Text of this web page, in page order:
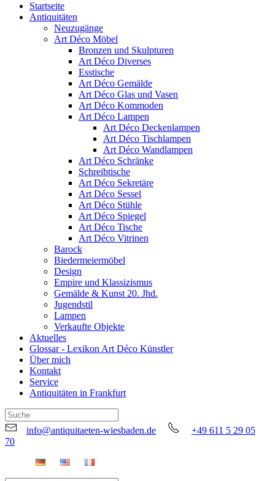
Startseite
Antiquitäten
Neuzugänge
Art Déco Möbel
Bronzen und Skulpturen
Art Déco Diverses
Esstische
Art Déco Gemälde
Art Déco Glas und Vasen
Art Déco Kommoden
Art Déco Lampen
Art Déco Deckenlampen
Art Déco Tischlampen
Art Déco Wandlampen
Art Déco Schränke
Schreibtische
Art Déco Sekretäre
Art Déco Sessel
Art Déco Stühle
Art Déco Spiegel
Art Déco Tische
Art Déco Vitrinen
Barock
Biedermeiermöbel
Design
Empire und Klassizismus
Gemälde & Kunst 20. Jhd.
Jugendstil
Lampen
Verkaufte Objekte
Aktuelles
Glossar - Lexikon Art Déco Künstler
Über mich
Kontakt
Service
Antiquitäten in Frankfurt
info@antiquitaeten-wiesbaden.de
+49 611 5 29 05
70